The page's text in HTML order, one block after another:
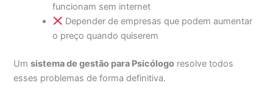
funcionam sem internet
Depender de empresas que podem aumentar
o preço quando quiserem
Umsistema de gestão para Psicólogo resolve todos
esses problemas de forma definitiva.